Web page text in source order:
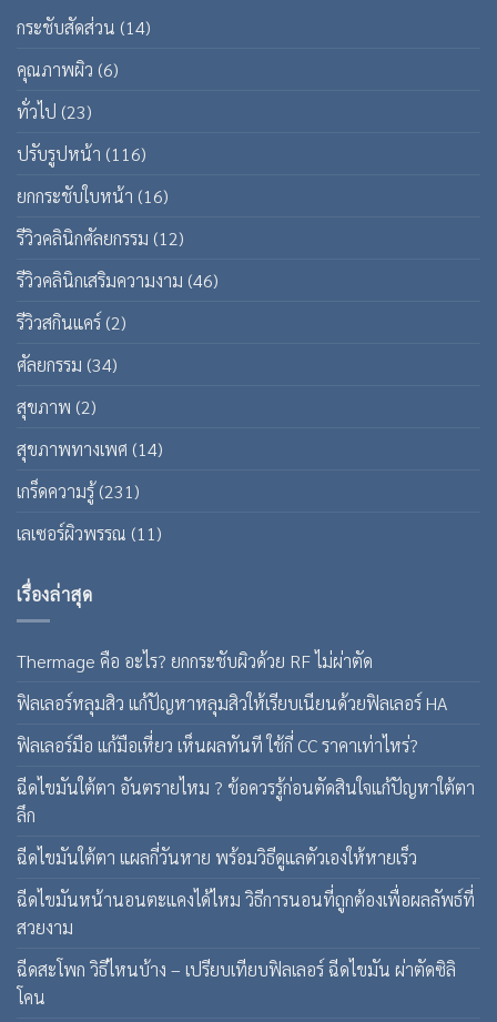
กระชับสัดส่วน (14)
คุณภาพผิว (6)
ทั่วไป (23)
ปรับรูปหน้า (116)
ยกกระชับใบหน้า (16)
รีวิวคลินิกศัลยกรรม (12)
รีวิวคลินิกเสริมความงาม (46)
รีวิวสกินแคร์ (2)
ศัลยกรรม (34)
สุขภาพ (2)
สุขภาพทางเพศ (14)
เกร็ดความรู้(231)
เลเซอร์ผิวพรรณ (11)
เรื่องล่าสุด
Thermage คือ อะไร? ยกกระชับผิวด้วย RF ไม่ผ่าตัด
ฟิลเลอร์หลุมสิว แก้ปัญหาหลุมสิวให้เรียบเนียนด้วยฟิลเลอร์ HA
ฟิลเลอร์มือ แก้มือเหี่ยว เห็นผลทันที ใช้กี่ CC ราคาเท่าไหร่?
ฉีดไขมันใต้ตา อันตรายไหม ? ข้อควรรู้ก่อนตัดสินใจแก้ปัญหาใต้ตา
ลึก
ฉีดไขมันใต้ตา แผลกี่วันหาย พร้อมวิธีดูแลตัวเองให้หายเร็ว
ฉีดไขมันหน้านอนตะแคงได้ไหม วิธีการนอนที่ถูกต้องเพื่อผลลัพธ์ที่
สวยงาม
ฉีดสะโพก วิธีไหนบ้าง – เปรียบเทียบฟิลเลอร์ ฉีดไขมัน ผ่าตัดซิลิ
โคน